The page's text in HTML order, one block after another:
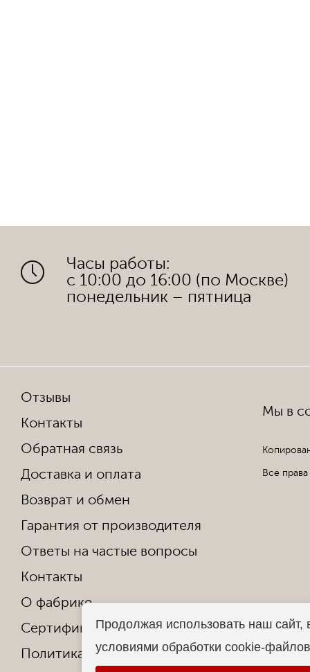
Часы работы:
с 10:00 до 16:00 (по Москве)
понедельник – пятница
Отзывы
Контакты
Обратная связь
Доставка и оплата
Возврат и обмен
Гарантия от производителя
Ответы на частые вопросы
Контакты
О фабрике
Сертификаты и награды
Политика конфиденциальности
Мы в
Все
Продолжая использовать наш сайт,
условиями обработки cookie-